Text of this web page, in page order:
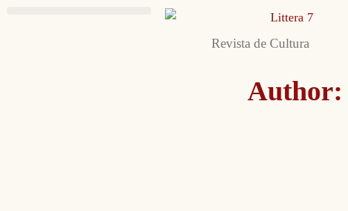
Revista de Cultura
Author: